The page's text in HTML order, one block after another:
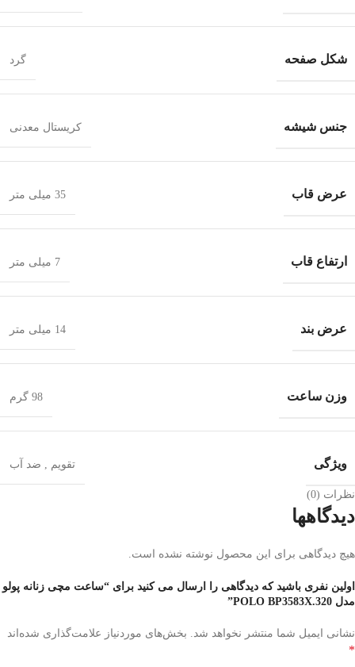
شکل صفحه گرد
جنس شیشه کریستال معدنی
عرض قاب 35 میلی متر
ارتفاع قاب 7 میلی متر
عرض بند 14 میلی متر
وزن ساعت 98 گرم
ویژگی تقویم , ضد آب
نظرات (0)
دیدگاهها
هیچ دیدگاهی برای این محصول نوشته نشده است.
اولین نفری باشید که دیدگاهی را ارسال می کنید برای “ساعت مچی زنانه پولو
مدل POLO BP3583X.320”
نشانی ایمیل شما منتشر نخواهد شد. بخش‌های موردنیاز علامت‌گذاری شده‌اند
*